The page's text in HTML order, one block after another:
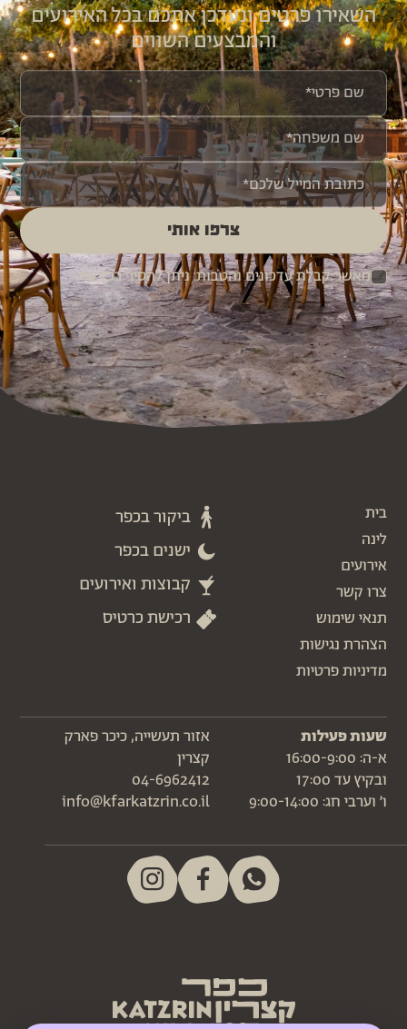
השאירו פרטים ונעדכן אתכם בכל האירועים
והמבצעים השווים
צרפו אותי
מאשר קבלת עדכונים והטבות. ניתן להסיר בכל עת.
ביקור בכפר
ישנים בכפר
קבוצות ואירועים
רכישת כרטיס
בית
לינה
אירועים
צרו קשר
תנאי שימוש
הצהרת נגישות
מדיניות פרטיות
אזור תעשייה, כיכר פארק
קצרין
04-6962412
info@kfarkatzrin.co.il
שעות פעילות
א-ה: 16:00-9:00
ובקיץ עד 17:00
ו׳ וערבי חג: 9:00-14:00